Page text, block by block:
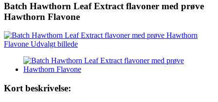
Batch Hawthorn Leaf Extract flavoner med prøve
Hawthorn Flavone
Kort beskrivelse: